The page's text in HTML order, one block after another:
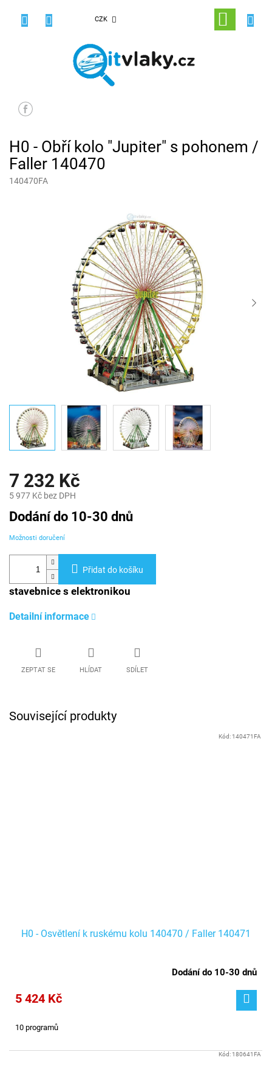
CZK
NÁKUPNÍ
KOŠÍK
H0 - Obří kolo "Jupiter" s pohonem /
Faller 140470
140470FA
7 232 Kč
5 977 Kč bez DPH
Měrná
cena:
Dodání do 10-30 dnů
Možnosti doručení
Přidat do košíku
stavebnice s elektronikou
Detailní informace
ZEPTAT SE HLÍDAT SDÍLET
Související produkty
H0 - Osvětlení k ruskému kolu 140470 / Faller 140471
Dodání do 10-30 dnů
5 424 Kč
10 programů
Kód: 140471FA
Kód: 180641FA